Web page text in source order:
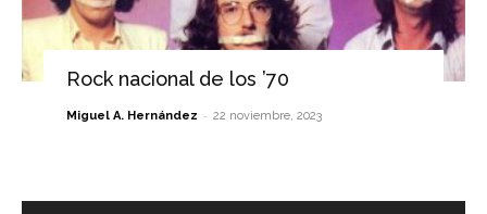
Rock nacional de los ’70
Miguel A. Hernández - 22 noviembre, 2023